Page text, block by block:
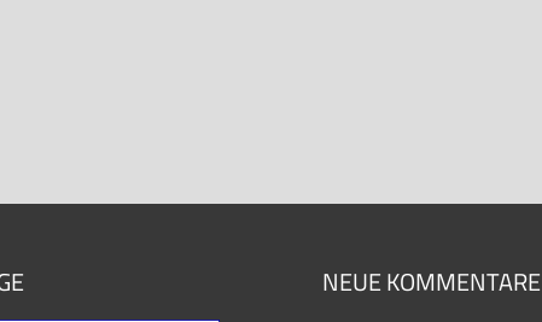
NEUE KOMMENTARE